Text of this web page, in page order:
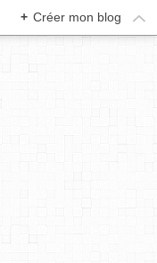
+ Créer mon blog